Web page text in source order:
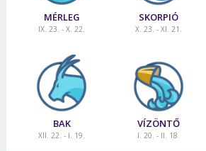
MÉRLEG
IX. 23. - X. 22.
SKORPIÓ
X. 23. - XI. 21.
BAK
XII. 22. - I. 19.
VÍZÖNTŐ
I. 20. - II. 18.